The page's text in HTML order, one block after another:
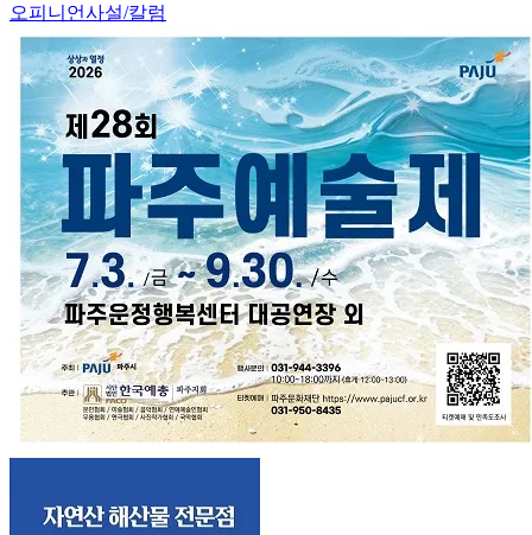
오피니언사설/칼럼